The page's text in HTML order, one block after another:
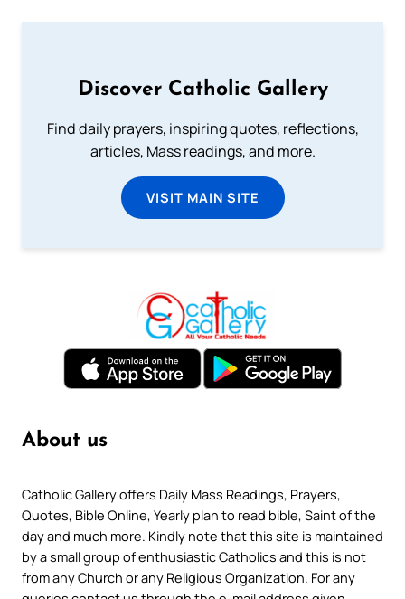
Discover Catholic Gallery
Find daily prayers, inspiring quotes, reflections,
articles, Mass readings, and more.
VISIT MAIN SITE
About us
Catholic Gallery offers Daily Mass Readings, Prayers,
Quotes, Bible Online, Yearly plan to read bible, Saint of the
day and much more. Kindly note that this site is maintained
by a small group of enthusiastic Catholics and this is not
from any Church or any Religious Organization. For any